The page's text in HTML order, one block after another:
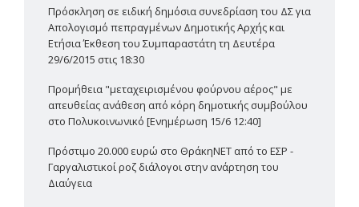
Πρόσκληση σε ειδική δημόσια συνεδρίαση του ΔΣ για
Απολογισμό πεπραγμένων Δημοτικής Αρχής και
Ετήσια Έκθεση του Συμπαραστάτη τη Δευτέρα
29/6/2015 στις 18:30
Προμήθεια "μεταχειρισμένου φούρνου αέρος" με
απευθείας ανάθεση από κόρη δημοτικής συμβούλου
στο Πολυκοινωνικό [Ενημέρωση 15/6 12:40]
Πρόστιμο 20.000 ευρώ στο ΘράκηΝΕΤ από το ΕΣΡ -
Γαργαλιστικοί ροζ διάλογοι στην ανάρτηση του
Διαύγεια